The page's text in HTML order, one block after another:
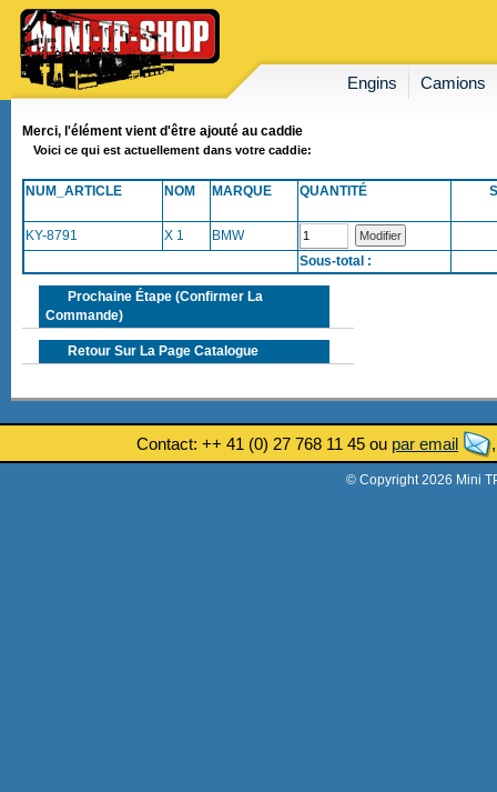
Engins Camions
Merci, l'élément vient d'être ajouté au caddie
Voici ce qui est actuellement dans votre caddie:
NUM_ARTICLE NOM MARQUE QUANTITÉ
KY-8791 X 1
BMW
Sous-total :
Prochaine Étape (confirmer La
Commande)
Retour Sur La Page Catalogue
Contact: ++ 41 (0) 27 768 11 45 ou par email
© Copyright 2026 Mini